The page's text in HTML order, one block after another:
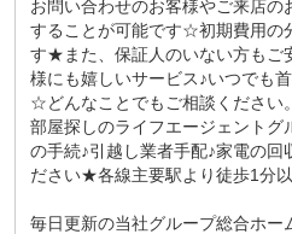
お問い合わせのお客様やご来店
することが可能です☆初期費用の
す★また、保証人のいない方もご
様にも嬉しいサービス♪いつでも
☆どんなことでもご相談ください
部屋探しのライフエージェントグ
の手続♪引越し業者手配♪家電の回
ださい★各線主要駅より徒歩1分
毎日更新の当社グループ総合ホー